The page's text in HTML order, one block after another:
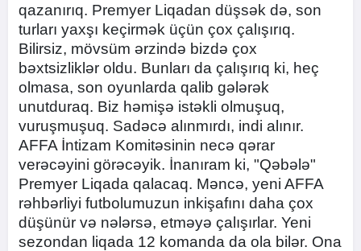
qazanırıq. Premyer Liqadan düşsək də, son
turları yaxşı keçirmək üçün çox çalışırıq.
Bilirsiz, mövsüm ərzində bizdə çox
bəxtsizliklər oldu. Bunları da çalışırıq ki, heç
olmasa, son oyunlarda qalib gələrək
unutduraq. Biz həmişə istəkli olmuşuq,
vuruşmuşuq. Sadəcə alınmırdı, indi alınır.
AFFA İntizam Komitəsinin necə qərar
verəcəyini görəcəyik. İnanıram ki, "Qəbələ"
Premyer Liqada qalacaq. Məncə, yeni AFFA
rəhbərliyi futbolumuzun inkişafını daha çox
düşünür və nələrsə, etməyə çalışırlar. Yeni
sezondan liqada 12 komanda da ola bilər. Ona